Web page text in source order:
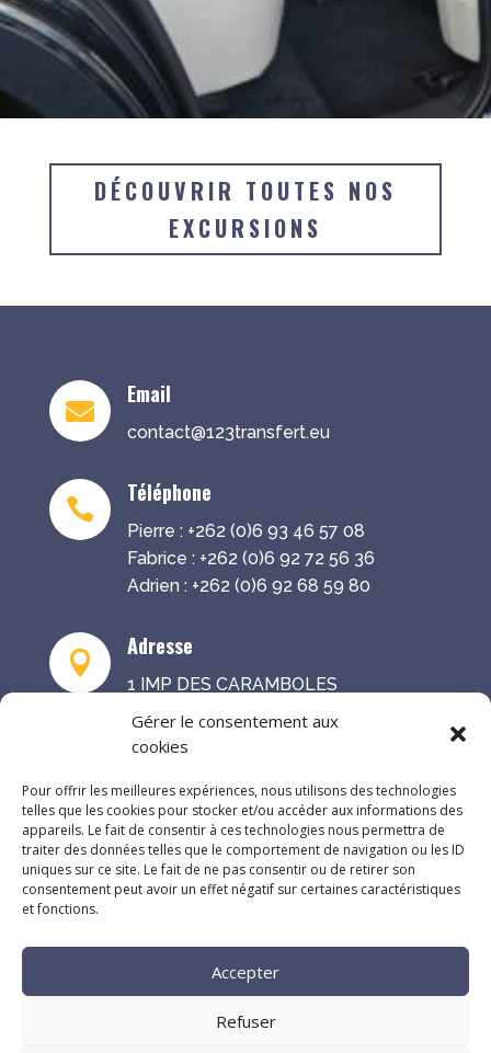
Gérer le consentement aux
cookies
Pour offrir les meilleures expériences, nous utilisons des technologies
telles que les cookies pour stocker et/ou accéder aux informations des
appareils. Le fait de consentir à ces technologies nous permettra de
traiter des données telles que le comportement de navigation ou les ID
uniques sur ce site. Le fait de ne pas consentir ou de retirer son
consentement peut avoir un effet négatif sur certaines caractéristiques
et fonctions.
Accepter
Refuser
DÉCOUVRIR TOUTES NOS
EXCURSIONS

Email
contact@123transfert.eu

Téléphone
Pierre : +262 (0)6 93 46 57 08
Fabrice : +262 (0)6 92 72 56 36
Adrien : +262 (0)6 92 68 59 80

Adresse
1 IMP DES CARAMBOLES
97441 SAINTE-SUZANNE
 
Ce site a été financé à l’aide du FEDER (REACT-UE)
dans le cadre de la réponse de l’Union européenne à la